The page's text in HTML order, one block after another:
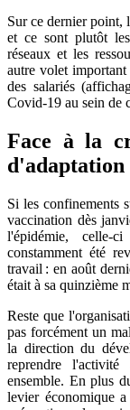
Sur ce dernier point,
et ce sont plutôt
réseaux et les
autre volet
des salariés
Covid-19 au sein de
Face à la
d'adaptation
Si les confinements
vaccination dès
l'épidémie, celle-
constamment été
travail : en août
était à sa quinzième
Reste que
pas forcément un
la direction du
reprendre
ensemble. En plus
levier économique